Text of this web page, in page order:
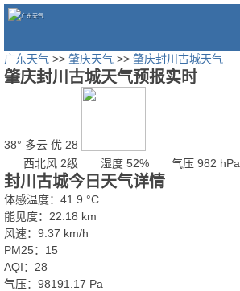
广东天气 >> 肇庆天气 >> 肇庆封川古城天气
肇庆封川古城天气预报实时
38° 多云 优 28
西北风 2级
湿度 52% 气压 982 hPa
封川古城今日天气详情
体感温度：41.9 °C
能见度：22.18 km
风速：9.37 km/h
PM25：15
AQI：28
气压：98191.17 Pa